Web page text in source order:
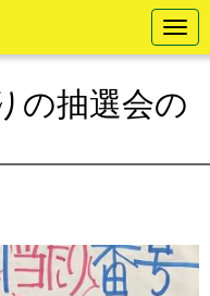
N
a
v
g
a
o
の抽選会の